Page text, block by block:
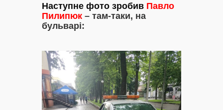
Наступне фото зробив Павло
Пилипюк – там-таки, на
бульварі: